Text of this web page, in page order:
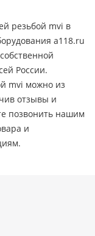
резьбой mvi в
a118.ru
России.
mvi можно из
отзывы и
позвонить нашим
и